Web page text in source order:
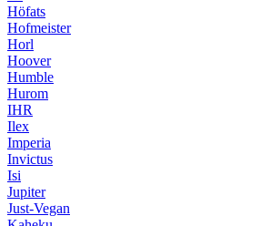
Höfats
Hofmeister
Horl
Hoover
Humble
Hurom
IHR
Ilex
Imperia
Invictus
Isi
Jupiter
Just-Vegan